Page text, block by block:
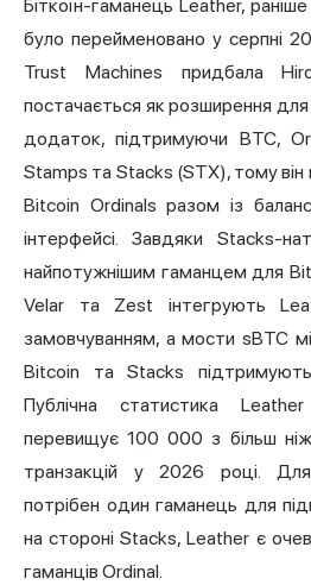
Біткоїн-гаманець Leather,
було перейменовано у серпні
Trust Machines придбала
постачається як розширення
додаток, підтримуючи BTC,
Stamps та Stacks (STX), тому
Bitcoin Ordinals разом із
інтерфейсі. Завдяки Stacks-
найпотужнішим гаманцем для
Velar та Zest інтегрують
замовчуванням, а мости sBTC
Bitcoin та Stacks
Публічна статистика
перевищує 100 000 з більш
транзакцій у 2026 році. Для
потрібен один гаманець для
на стороні Stacks, Leather є
гаманців Ordinal.